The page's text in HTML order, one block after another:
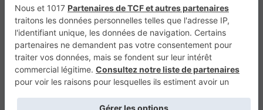
Génération Electrique Génération Sans Permis VTTAE.fr FullAttack